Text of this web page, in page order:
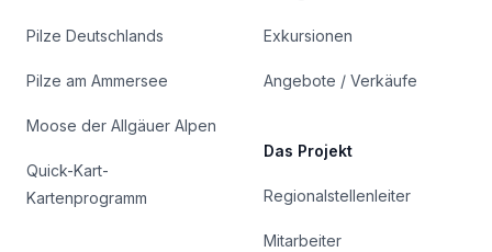
Pilze Deutschlands
Pilze am Ammersee
Moose der Allgäuer Alpen
Quick-Kart-
Kartenprogramm
Exkursionen
Angebote / Verkäufe
Das Projekt
Regionalstellenleiter
Mitarbeiter